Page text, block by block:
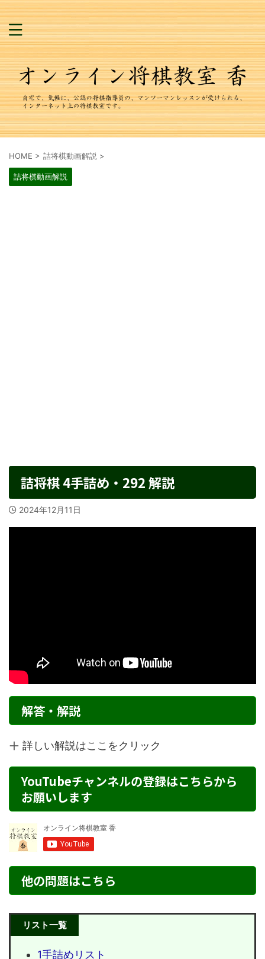
HOME > 詰将棋動画解説 >
詰将棋動画解説
詰将棋 4手詰め・292 解説
2024年12月11日
解答・解説
詳しい解説はここをクリック
YouTubeチャンネルの登録はこちらから
お願いします
他の問題はこちら
リスト一覧
1手詰めリスト